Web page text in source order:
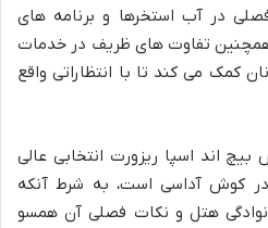
در آب استخرها و برنامه های
همچنین تفاوت های ظریف در خدمات
کمک می کند تا با انتظاراتی واقع
اند اسپا ریزورت انتخابی عالی
در کوش آداسی است، به شرط آنکه
هتل و نکات فصلی آن همسو